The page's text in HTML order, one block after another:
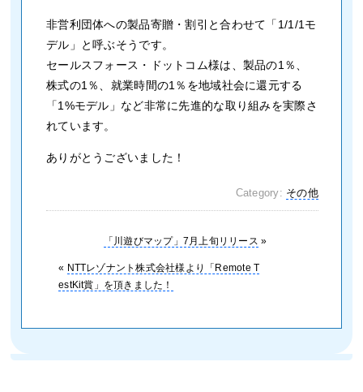
非営利団体への製品寄贈・割引と合わせて「1/1/1モ
デル」と呼ぶそうです。
セールスフォース・ドットコム様は、製品の1％、
株式の1％、就業時間の1％を地域社会に還元する
「1%モデル」など非常に先進的な取り組みを実際さ
れています。
ありがとうございました！
Category: その他
「川遊びマップ」7月上旬リリース »
« NTTレゾナント株式会社様より「Remote T
estKit賞」を頂きました！